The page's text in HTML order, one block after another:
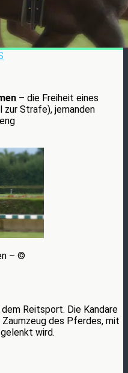
– die Freiheit eines
zur Strafe), jemanden
– ©
Reitsport. Die Kandare
des Pferdes, mit
wird.